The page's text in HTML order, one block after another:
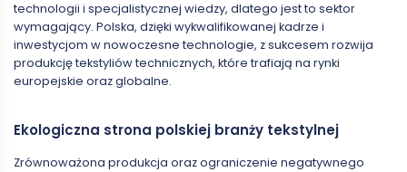
technologii i specjalistycznej wiedzy, dlatego jest to sektor
wymagający. Polska, dzięki wykwalifikowanej kadrze i
inwestycjom w nowoczesne technologie, z sukcesem rozwija
produkcję tekstyliów technicznych, które trafiają na rynki
europejskie oraz globalne.
Ekologiczna strona polskiej branży tekstylnej
Zrównoważona produkcja oraz ograniczenie negatywnego